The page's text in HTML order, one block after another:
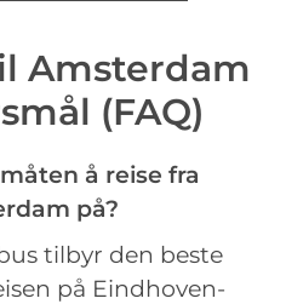
Amsterdam
(FAQ)
å reise fra
på?
tilbyr den beste
på Eindhoven-